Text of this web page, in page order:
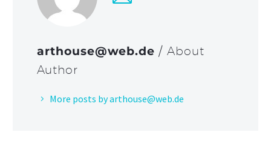
arthouse@web.de / About
Author
More posts by arthouse@web.de